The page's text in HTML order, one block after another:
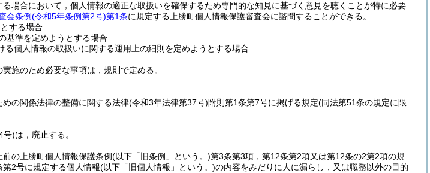
場合において，個人情報の適正な取扱いを確保するため専門的な知見に基づく意見を聴くことが特に必要
会条例(令和5年条例第2号)第1条に規定する上勝町個人情報保護審査会に諮問することができる。
する場合
基準を定めようとする場合
る個人情報の取扱いに関する運用上の細則を定めようとする場合
施のため必要な事項は，規則で定める。
の関係法律の整備に関する法律(令和3年法律第37号)附則第1条第7号に掲げる規定(同法第51条の規定に限
号)は，廃止する。
の上勝町個人情報保護条例(以下「旧条例」という。)第3条第3項，第12条第2項又は第12条の2第2項の規
2号に規定する個人情報(以下「旧個人情報」という。)の内容をみだりに人に漏らし，又は職務以外の目的